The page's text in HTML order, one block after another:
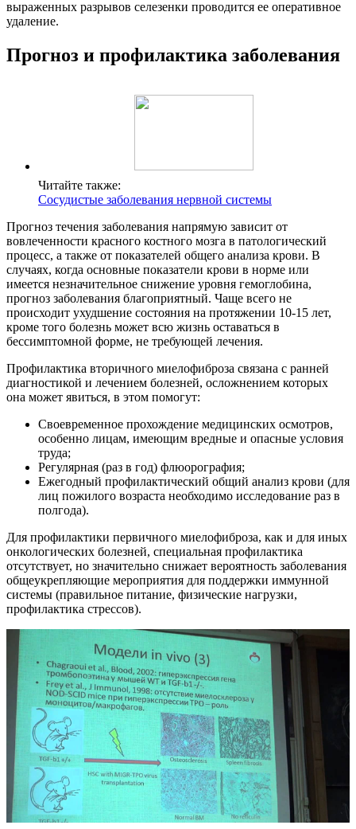
выраженных разрывов селезенки проводится ее оперативное
удаление.
Прогноз и профилактика заболевания
Читайте также:
Сосудистые заболевания нервной системы
Прогноз течения заболевания напрямую зависит от
вовлеченности красного костного мозга в патологический
процесс, а также от показателей общего анализа крови. В
случаях, когда основные показатели крови в норме или
имеется незначительное снижение уровня гемоглобина,
прогноз заболевания благоприятный. Чаще всего не
происходит ухудшение состояния на протяжении 10-15 лет,
кроме того болезнь может всю жизнь оставаться в
бессимптомной форме, не требующей лечения.
Профилактика вторичного миелофиброза связана с ранней
диагностикой и лечением болезней, осложнением которых
она может явиться, в этом помогут:
Своевременное прохождение медицинских осмотров,
особенно лицам, имеющим вредные и опасные условия
труда;
Регулярная (раз в год) флюорография;
Ежегодный профилактический общий анализ крови (для
лиц пожилого возраста необходимо исследование раз в
полгода).
Для профилактики первичного миелофиброза, как и для иных
онкологических болезней, специальная профилактика
отсутствует, но значительно снижает вероятность заболевания
общеукрепляющие мероприятия для поддержки иммунной
системы (правильное питание, физические нагрузки,
профилактика стрессов).